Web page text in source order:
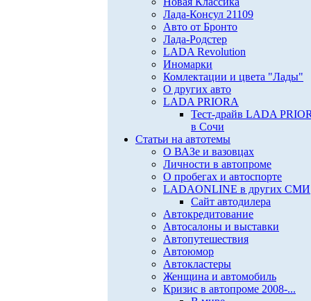
Лада-Консул 21109
Авто от Бронто
Лада-Родстер
LADA Revolution
Иномарки
Комлектации и цвета "Лады"
О других авто
LADA PRIORA
Тест-драйв LADA
в Сочи
Статьи на автотемы
О ВАЗе и вазовцах
Личности в автопроме
О пробегах и автоспорте
LADAONLINE в других СМИ
Сайт автодилера
Автокредитование
Автосалоны и выставки
Автопутешествия
Автоюмор
Автокластеры
Женщина и автомобиль
Кризис в автопроме 2008-...